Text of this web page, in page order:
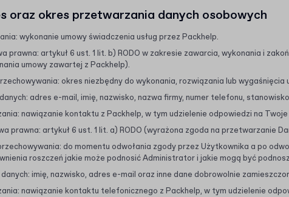
oraz okres przetwarzania danych osobowych
wykonanie umowy świadczenia usług przez Packhelp.
prawna: artykuł 6 ust. 1 lit. b) RODO w zakresie zawarcia, wykonania i
umowy zawartej z Packhelp).
okres niezbędny do wykonania, rozwiązania lub wygaśnięcia
adres e-mail, imię, nazwisko, nazwa firmy, numer telefonu,
nawiązanie kontaktu z Packhelp, w tym udzielenie odpowiedzi na
prawna: artykuł 6 ust. 1 lit. a) RODO (wyrażona zgoda na przetwarzanie
do momentu odwołania zgody przez Użytkownika a po
roszczeń jakie może podnosić Administrator i jakie mogą być
imię, nazwisko, adres e-mail oraz inne dane dobrowolnie
nawiązanie kontaktu telefonicznego z Packhelp, w tym udzielenie